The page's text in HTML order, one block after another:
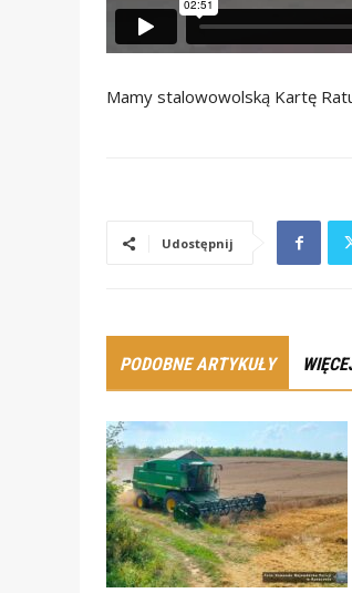
Mamy stalowowolską Kartę
Udostępnij
PODOBNE ARTYKUŁY